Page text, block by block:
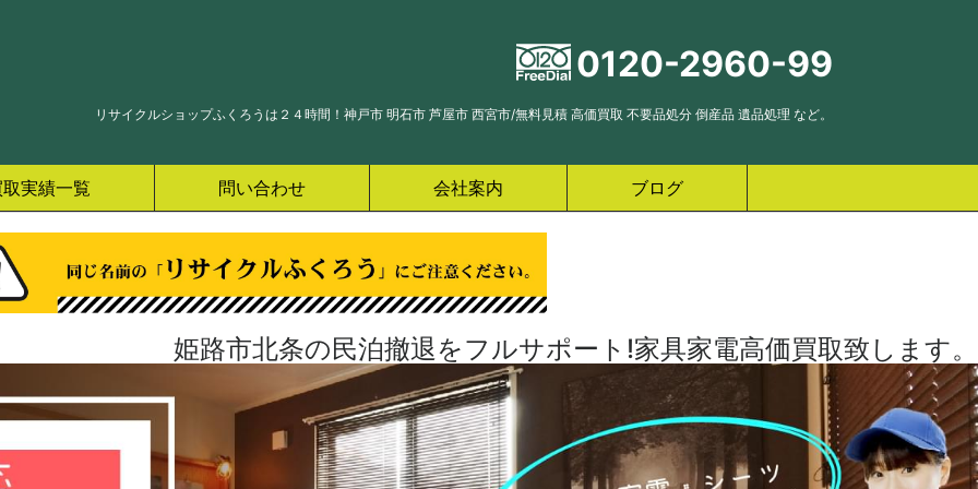
0120-2960-99
リサイクルショップふくろうは２４時間！神戸市 明石市 芦屋市 西宮市/無料見積 高価買取 不要品処分 倒産品 遺品処理 など。
実績一覧 問い合わせ 会社案内 ブログ
姫路市北条の民泊撤退をフルサポート!家具家電高価買取致します。